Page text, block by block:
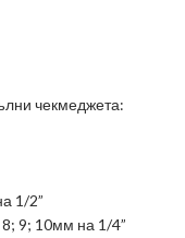
чекмеджета:
1/2”
9; 10мм на 1/4”